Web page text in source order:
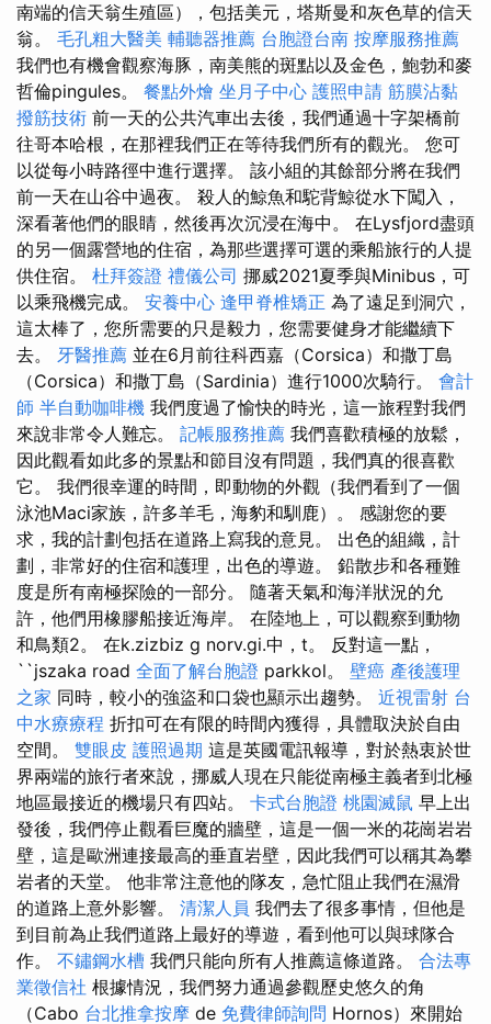
南端的信天翁生殖區），包括美元，塔斯曼和灰色草的信天
翁。 毛孔粗大醫美 輔聽器推薦 台胞證台南 按摩服務推薦
我們也有機會觀察海豚，南美熊的斑點以及金色，鮑勃和麥
哲倫pingules。 餐點外燴 坐月子中心 護照申請 筋膜沾黏
撥筋技術 前一天的公共汽車出去後，我們通過十字架橋前
往哥本哈根，在那裡我們正在等待我們所有的觀光。 您可
以從每小時路徑中進行選擇。 該小組的其餘部分將在我們
前一天在山谷中過夜。 殺人的鯨魚和駝背鯨從水下闖入，
深看著他們的眼睛，然後再次沉浸在海中。 在Lysfjord盡頭
的另一個露營地的住宿，為那些選擇可選的乘船旅行的人提
供住宿。 杜拜簽證 禮儀公司 挪威2021夏季與Minibus，可
以乘飛機完成。 安養中心 逢甲脊椎矯正 為了遠足到洞穴，
這太棒了，您所需要的只是毅力，您需要健身才能繼續下
去。 牙醫推薦 並在6月前往科西嘉（Corsica）和撒丁島
（Corsica）和撒丁島（Sardinia）進行1000次騎行。 會計
師 半自動咖啡機 我們度過了愉快的時光，這一旅程對我們
來說非常令人難忘。 記帳服務推薦 我們喜歡積極的放鬆，
因此觀看如此多的景點和節目沒有問題，我們真的很喜歡
它。 我們很幸運的時間，即動物的外觀（我們看到了一個
泳池Maci家族，許多羊毛，海豹和馴鹿）。 感謝您的要
求，我的計劃包括在道路上寫我的意見。 出色的組織，計
劃，非常好的住宿和護理，出色的導遊。 鉛散步和各種難
度是所有南極探險的一部分。 隨著天氣和海洋狀況的允
許，他們用橡膠船接近海岸。 在陸地上，可以觀察到動物
和鳥類2。 在k.zizbiz g norv.gi.中，t。 反對這一點，
``jszaka road 全面了解台胞證 parkkol。 壁癌 產後護理
之家 同時，較小的強盜和口袋也顯示出趨勢。 近視雷射 台
中水療療程 折扣可在有限的時間內獲得，具體取決於自由
空間。 雙眼皮 護照過期 這是英國電訊報導，對於熱衷於世
界兩端的旅行者來說，挪威人現在只能從南極主義者到北極
地區最接近的機場只有四站。 卡式台胞證 桃園滅鼠 早上出
發後，我們停止觀看巨魔的牆壁，這是一個一米的花崗岩岩
壁，這是歐洲連接最高的垂直岩壁，因此我們可以稱其為攀
岩者的天堂。 他非常注意他的隊友，急忙阻止我們在濕滑
的道路上意外影響。 清潔人員 我們去了很多事情，但他是
到目前為止我們道路上最好的導遊，看到他可以與球隊合
作。 不鏽鋼水槽 我們只能向所有人推薦這條道路。 合法專
業徵信社 根據情況，我們努力通過參觀歷史悠久的角
（Cabo 台北推拿按摩 de 免費律師詢問 Hornos）來開始